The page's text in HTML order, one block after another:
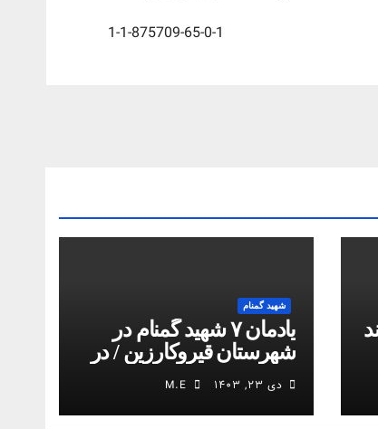
1-1-875709-65-0-1
شهید گمنام
یادمان ۷ شهید گمنام در
شهرستان قیروکارزین / در
کمیل مدیا ببینید
دی ۲۳, ۱۴۰۳